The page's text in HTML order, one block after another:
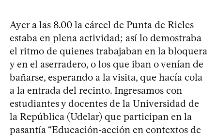
Ayer a las 8.00 la cárcel de Punta de Rieles
estaba en plena actividad; así lo demostraba
el ritmo de quienes trabajaban en la bloquera
y en el aserradero, o los que iban o venían de
bañarse, esperando a la visita, que hacía cola
a la entrada del recinto. Ingresamos con
estudiantes y docentes de la Universidad de
la República (Udelar) que participan en la
pasantía “Educación-acción en contextos de